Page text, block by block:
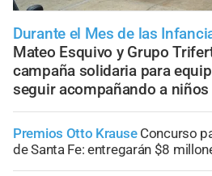
Durante el Mes de las
Mateo Esquivo y Grupo
campaña solidaria para
seguir acompañando a
Premios Otto Krause Concurso
de Santa Fe: entregarán $8